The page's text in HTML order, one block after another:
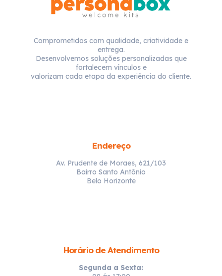
Comprometidos com qualidade, criatividade e
entrega.
Desenvolvemos soluções personalizadas que
fortalecem vínculos e
valorizam cada etapa da experiência do cliente.
Endereço
Av. Prudente de Moraes, 621/103
Bairro Santo Antônio
Belo Horizonte
Horário de Atendimento
Segunda a Sexta: